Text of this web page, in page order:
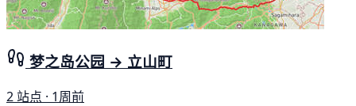
梦之岛公园 → 立山町
2 站点 · 1周前